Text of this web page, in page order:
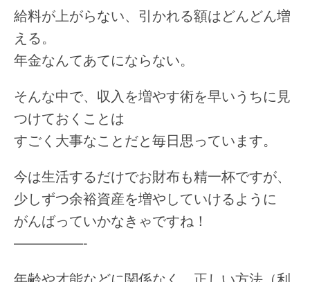
給料が上がらない、引かれる額はどんどん増
える。
年金なんてあてにならない。
そんな中で、収入を増やす術を早いうちに見
つけておくことは
すごく大事なことだと毎日思っています。
今は生活するだけでお財布も精一杯ですが、
少しずつ余裕資産を増やしていけるように
がんばっていかなきゃですね！
—————-
年齢や才能などに関係なく、正しい方法（利